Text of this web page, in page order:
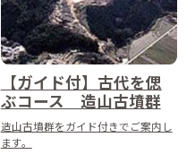
【ガイド付】古代を偲
ぶコース 造山古墳群
造山古墳群をガイド付きでご案内し
ます。